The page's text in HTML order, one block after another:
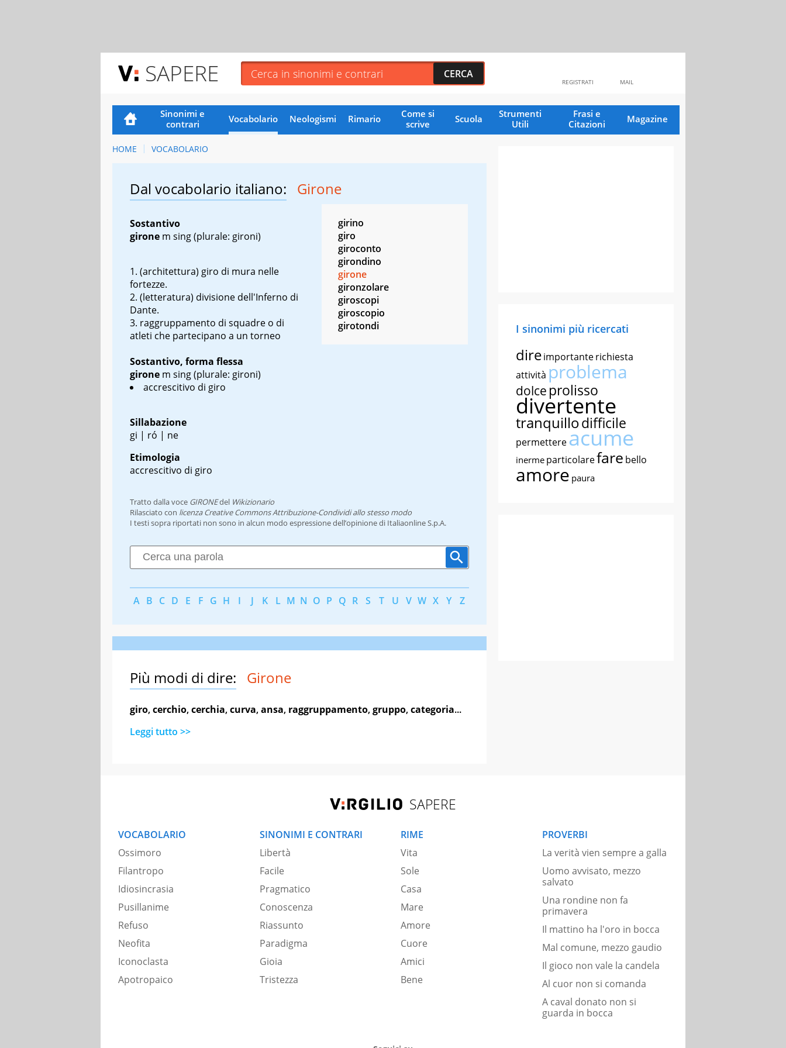
SAPERE MAIL
REGISTRATI
Sinonimi e
contrari
Vocabolario Neologismi Rimario
Come si
scrive
Scuola
Strumenti
Utili
Frasi e
Citazioni
Magazine
HOME VOCABOLARIO
Dal vocabolario italiano: Girone
Sostantivo
girone m sing(plurale: gironi)
(architettura) giro di mura nelle
fortezze.
(letteratura) divisione dell'Inferno di
Dante.
raggruppamento di squadre o di
atleti che partecipano a un torneo
Sostantivo, forma flessa
girone m sing(plurale: gironi)
accrescitivo di giro
Sillabazione
gi | ró | ne
Etimologia
accrescitivo di giro
girino
giro
giroconto
girondino
girone
gironzolare
giroscopi
giroscopio
girotondi
Tratto dalla voce GIRONEdel Wikizionario
Rilasciato con licenza Creative Commons Attribuzione-Condividi allo stesso modo
I testi sopra riportati non sono in alcun modo espressione dell’opinione di Italiaonline S.p.A.
A B C D E F G H I J K L M N O P Q R S T U V W X Y Z
Più modi di dire: Girone
giro,cerchio,cerchia,curva,ansa, raggruppamento,gruppo,categoria...
Leggi tutto >>
I sinonimi più ricercati
direimportanterichiesta
attività problema
dolce prolisso
divertente
tranquillodifficile
permettereacume
inerme particolarefare bello
amore paura
SAPERE
VOCABOLARIO
Ossimoro
Filantropo
Idiosincrasia
Pusillanime
Refuso
Neofita
Iconoclasta
Apotropaico
SINONIMI E CONTRARI
Libertà
Facile
Pragmatico
Conoscenza
Riassunto
Paradigma
Gioia
Tristezza
RIME
Vita
Sole
Casa
Mare
Amore
Cuore
Amici
Bene
PROVERBI
La verità vien sempre a galla
Uomo avvisato, mezzo
salvato
Una rondine non fa
primavera
Il mattino ha l'oro in bocca
Mal comune, mezzo gaudio
Il gioco non vale la candela
Al cuor non si comanda
A caval donato non si
guarda in bocca